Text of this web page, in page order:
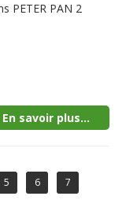
PETER PAN 2
En savoir plus...
5 6
7